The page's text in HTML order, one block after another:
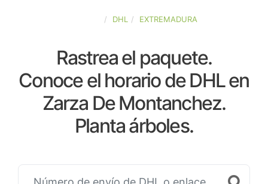
DHL EXTREMADURA
Rastrea el paquete.
Conoce el horario de DHL en
Zarza De Montanchez.
Planta árboles.